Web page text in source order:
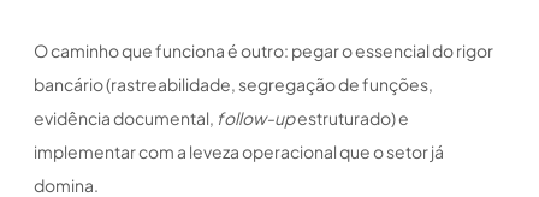
O caminho que funciona é outro: pegar o essencial do rigor
bancário (rastreabilidade, segregação de funções,
evidência documental, follow-upestruturado) e
implementar com a leveza operacional que o setor já
domina.